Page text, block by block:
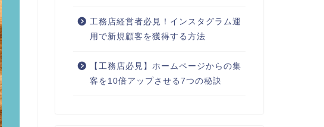
工務店経営者必見！インスタグラム運
用で新規顧客を獲得する方法
【工務店必見】ホームページからの集
客を10倍アップさせる7つの秘訣